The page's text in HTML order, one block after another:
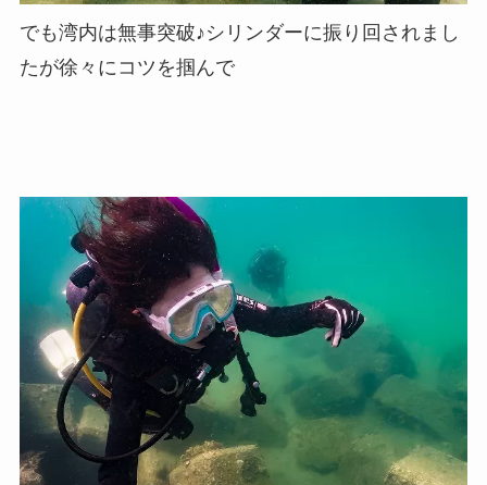
でも湾内は無事突破♪シリンダーに振り回されまし
たが徐々にコツを掴んで